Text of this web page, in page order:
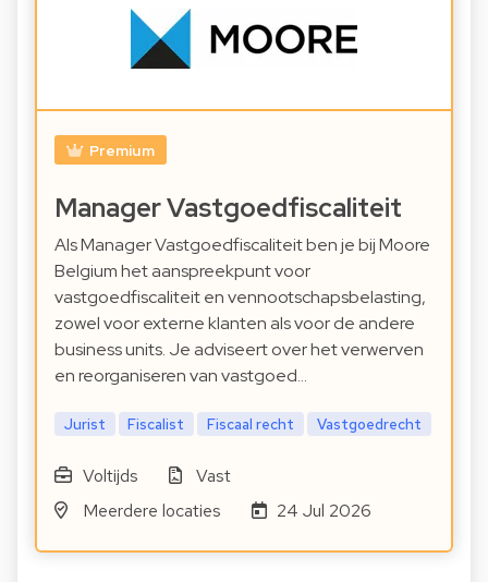
Premium
Manager Vastgoedfiscaliteit
Als Manager Vastgoedfiscaliteit ben je bij Moore
Belgium het aanspreekpunt voor
vastgoedfiscaliteit en vennootschapsbelasting,
zowel voor externe klanten als voor de andere
business units. Je adviseert over het verwerven
en reorganiseren van vastgoed…
Jurist Fiscalist Fiscaal recht Vastgoedrecht
Voltijds
Vast
Meerdere locaties
24 Jul 2026